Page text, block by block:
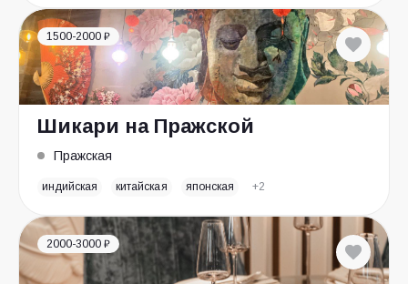
1500-2000 ₽
Шикари на Пражской
Пражская
индийская китайская японская +2
2000-3000 ₽